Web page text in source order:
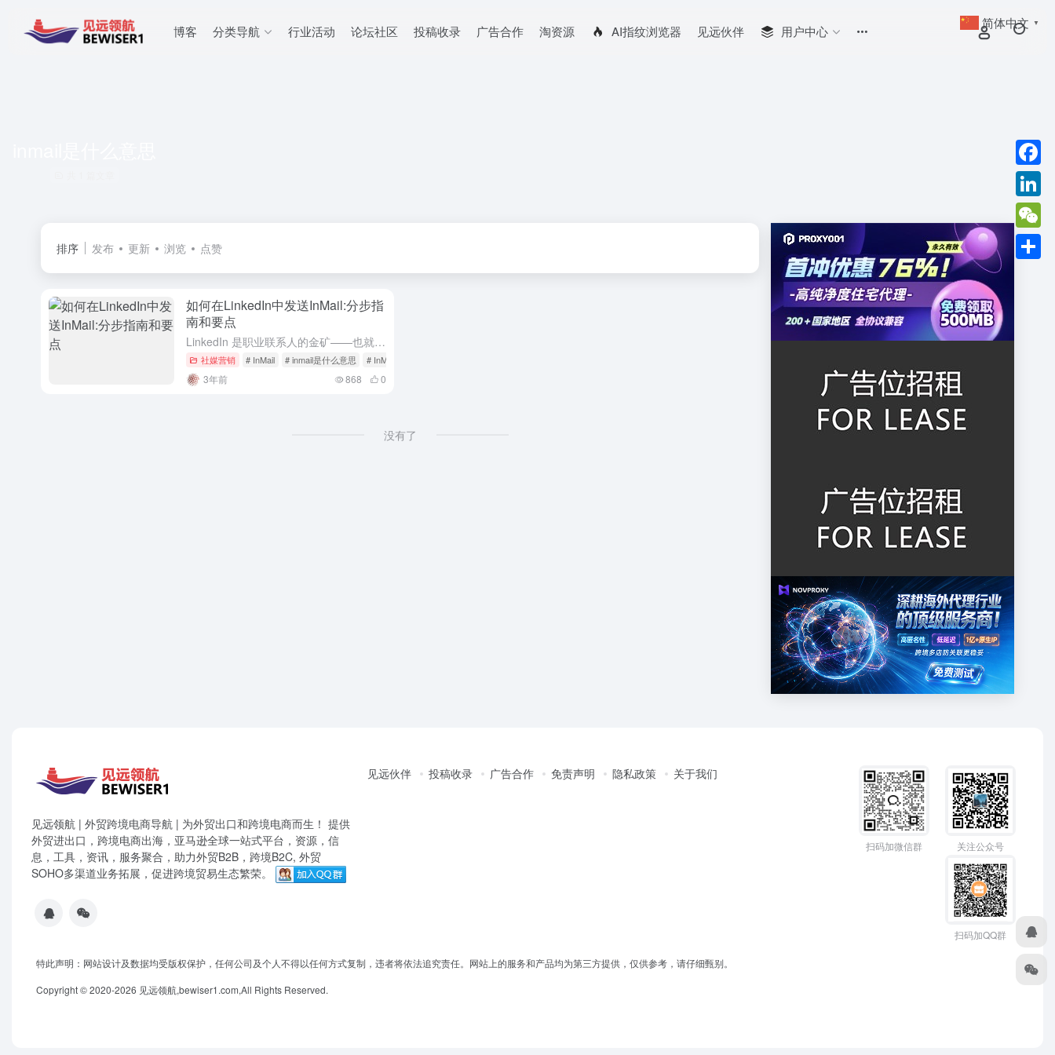
博客 分类导航 行业活动 论坛社区 投稿收录 广告合作 淘资源 AI指纹浏览器 见远伙伴 用户中心
排序 发布 更新 浏览 点赞
如何在LinkedIn中发送InMail:分步指
南和要点
LinkedIn 是职业联系人的金矿——也就是说，只要您可以联系到您正在寻找的人。如果您是 LinkedIn 用户，您可能听说过 LinkedIn 消息，并且已经使用它们与您认识的人聊天。与您的联系人...
社媒营销 # InMail # inmail是什么意思 # InMail配额
3年前 868 0
没有了
见远领航 | 外贸跨境电商导航 | 为外贸出口和跨境电商而生！ 提供
外贸进出口，跨境电商出海，亚马逊全球一站式平台，资源，信
息，工具，资讯，服务聚合，助力外贸B2B，跨境B2C, 外贸
SOHO多渠道业务拓展，促进跨境贸易生态繁荣。
见远伙伴 投稿收录 广告合作 免责声明 隐私政策 关于我们
扫码加微信群 关注公众号
扫码加QQ群
特此声明：网站设计及数据均受版权保护，任何公司及个人不得以任何方式复制，违者将依法追究责任。网站上的服务和产品均为第三方提供，仅供参考，请仔细甄别。
Copyright © 2020-2026 见远领航,bewiser1.com,All Rights Reserved.
简体中文 ▼